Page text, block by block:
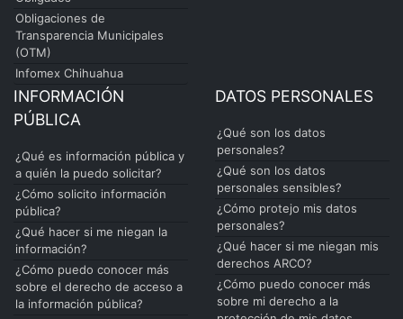
Obligaciones de
Transparencia Municipales
(OTM)
Infomex Chihuahua
INFORMACIÓN
PÚBLICA
¿Qué es información pública y
a quién la puedo solicitar?
¿Cómo solicito información
pública?
¿Qué hacer si me niegan la
información?
¿Cómo puedo conocer más
sobre el derecho de acceso a
la información pública?
DATOS PERSONALES
¿Qué son los datos
personales?
¿Qué son los datos
personales sensibles?
¿Cómo protejo mis datos
personales?
¿Qué hacer si me niegan mis
derechos ARCO?
¿Cómo puedo conocer más
sobre mi derecho a la